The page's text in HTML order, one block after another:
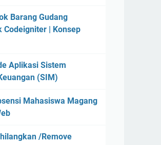
Barang Gudang
Codeigniter | Konsep
Aplikasi Sistem
(SIM)
Mahasiswa Magang
/Remove